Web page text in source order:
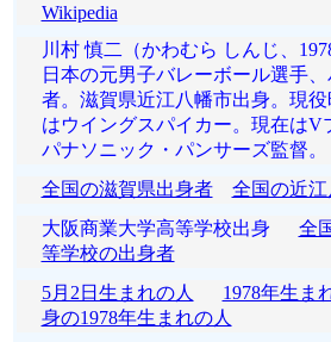
Wikipedia
川村 慎二（かわむら しんじ、
日本の元男子バレーボール選手
者。滋賀県近江八幡市出身。現
はウイングスパイカー。現在はV
パナソニック・パンサーズ監督。
全国の滋賀県出身者
全国の近
大阪商業大学高等学校出身 全
等学校の出身者
5月2日生まれの人
1978年生ま
身の1978年生まれの人